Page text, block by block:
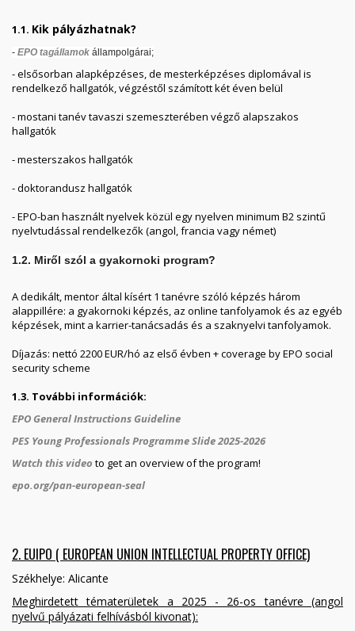
1.1. Kik pályázhatnak?
- EPO tagállamok állampolgárai;
- elsősorban alapképzéses, de mesterképzéses diplomával is
rendelkező hallgatók, végzéstől számított két éven belül
- mostani tanév tavaszi szemeszterében végző alapszakos
hallgatók
- mesterszakos hallgatók
- doktorandusz hallgatók
- EPO-ban használt nyelvek közül egy nyelven minimum B2 szintű
nyelvtudással rendelkezők (angol, francia vagy német)
1.2. Miről szól a gyakornoki program?
A dedikált, mentor által kísért 1 tanévre szóló képzés három
alappillére: a gyakornoki képzés, az online tanfolyamok és az egyéb
képzések, mint a karrier-tanácsadás és a szaknyelvi tanfolyamok.
Díjazás: nettó 2200 EUR/hó az első évben + coverage by EPO social
security scheme
1.3. További információk:
EPO General Instructions Guideline
PES Young Professionals Programme Slide 2025-2026
Watch this video to get an overview of the program!
epo.org/pan-european-seal
2. EUIPO ( EUROPEAN UNION INTELLECTUAL PROPERTY OFFICE)
Székhelye: Alicante
Meghirdetett tématerületek a 2025 - 26-os tanévre (angol
nyelvű pályázati felhívásból kivonat):